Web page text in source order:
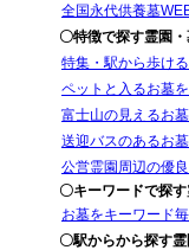
全国永代供養墓
〇特徴で探す霊園
特集・駅から歩け
ペットと入るお墓
富士山の見えるお
送迎バスのあるお
公営霊園周辺の優
〇キーワードで探
お墓をキーワード
〇駅からから探す